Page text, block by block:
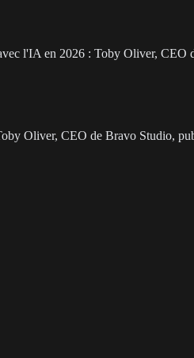
l'IA en 2026 : Toby Oliver,
Oliver, CEO de Bravo Studio,